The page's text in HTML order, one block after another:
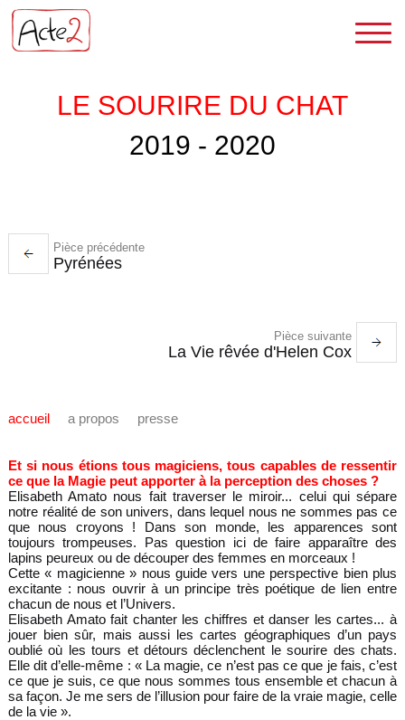
LE SOURIRE DU CHAT
2019 - 2020
Pièce précédente
Pyrénées
Pièce suivante
La Vie rêvée d'Helen Cox
accueil a propos presse
Et si nous étions tous magiciens, tous capables de ressentir
ce que la Magie peut apporter à la perception des choses ?
Elisabeth Amato nous fait traverser le miroir... celui qui sépare
notre réalité de son univers, dans lequel nous ne sommes pas ce
que nous croyons ! Dans son monde, les apparences sont
toujours trompeuses. Pas question ici de faire apparaître des
lapins peureux ou de découper des femmes en morceaux !
Cette « magicienne » nous guide vers une perspective bien plus
excitante : nous ouvrir à un principe très poétique de lien entre
chacun de nous et l’Univers.
Elisabeth Amato fait chanter les chiffres et danser les cartes... à
jouer bien sûr, mais aussi les cartes géographiques d’un pays
oublié où les tours et détours déclenchent le sourire des chats.
Elle dit d’elle-même : « La magie, ce n’est pas ce que je fais, c’est
ce que je suis, ce que nous sommes tous ensemble et chacun à
sa façon. Je me sers de l’illusion pour faire de la vraie magie, celle
de la vie ».